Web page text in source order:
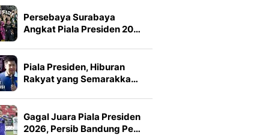
Persebaya Surabaya
Angkat Piala Presiden 20…
Piala Presiden, Hiburan
Rakyat yang Semarakka…
Gagal Juara Piala Presiden
2026, Persib Bandung Pe…